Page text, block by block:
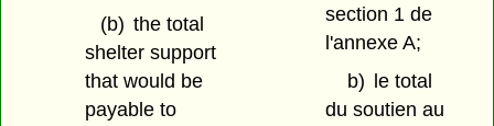
(b) the total
shelter support
that would be
payable to
section 1 de
l'annexe A;
b)
le total
du soutien au